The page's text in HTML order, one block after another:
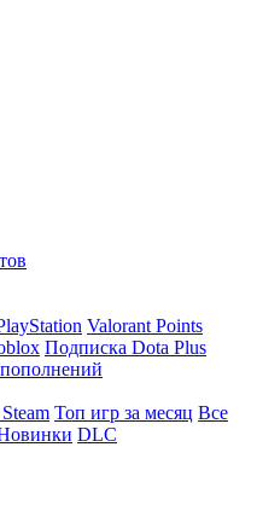
Valorant Points
Подписка Dota Plus
Топ игр за месяц Все
DLC